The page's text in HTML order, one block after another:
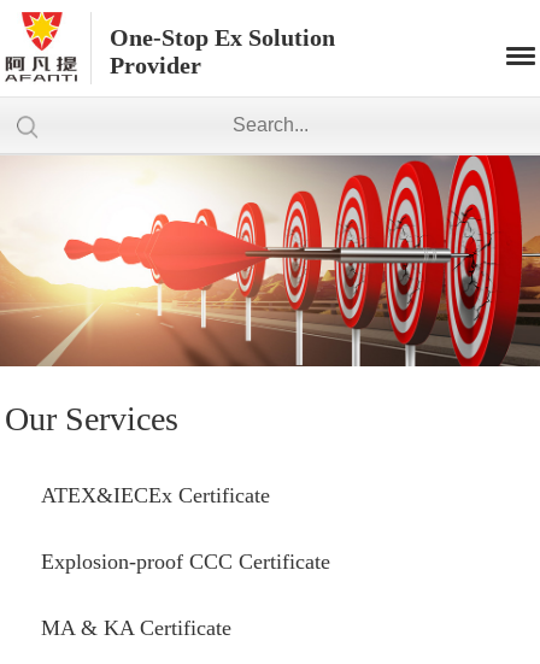
One-Stop Ex Solution
Provider
Our Services
ATEX&IECEx Certificate
Explosion-proof CCC Certificate
MA & KA Certificate